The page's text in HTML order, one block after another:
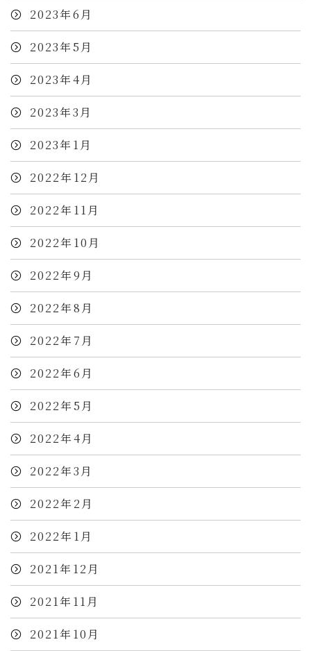
2023年6月
2023年5月
2023年4月
2023年3月
2023年1月
2022年12月
2022年11月
2022年10月
2022年9月
2022年8月
2022年7月
2022年6月
2022年5月
2022年4月
2022年3月
2022年2月
2022年1月
2021年12月
2021年11月
2021年10月